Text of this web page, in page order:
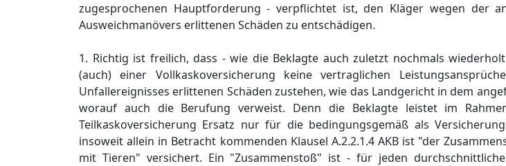
zugesprochenen Hauptforderung - verpflichtet ist, den Kläger wegen der
Ausweichmanövers erlittenen Schäden zu entschädigen.
1. Richtig ist freilich, dass - wie die Beklagte auch zuletzt nochmals
(auch) einer Vollkaskoversicherung keine vertraglichen
Unfallereignisses erlittenen Schäden zustehen, wie das Landgericht in dem
worauf auch die Berufung verweist. Denn die Beklagte leistet im
Teilkaskoversicherung Ersatz nur für die bedingungsgemäß als
insoweit allein in Betracht kommenden Klausel A.2.2.1.4 AKB ist "der
mit Tieren" versichert. Ein "Zusammenstoß" ist - für jeden